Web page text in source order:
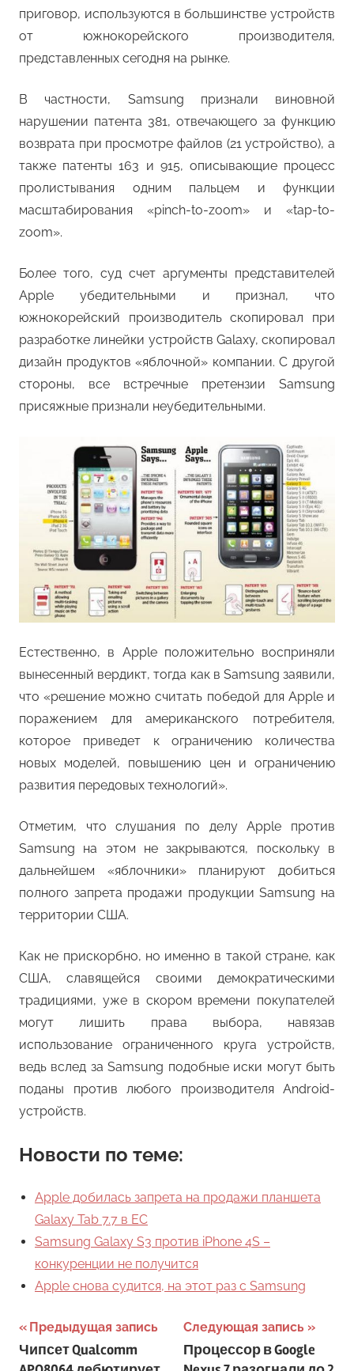
приговор, используются в большинстве устройств
от южнокорейского производителя,
представленных сегодня на рынке.
В частности, Samsung признали виновной
нарушении патента 381, отвечающего за функцию
возврата при просмотре файлов (21 устройство), а
также патенты 163 и 915, описывающие процесс
пролистывания одним пальцем и функции
масштабирования «pinch-to-zoom» и «tap-to-
zoom».
Более того, суд счет аргументы представителей
Apple убедительными и признал, что
южнокорейский производитель скопировал при
разработке линейки устройств Galaxy, скопировал
дизайн продуктов «яблочной» компании. С другой
стороны, все встречные претензии Samsung
присяжные признали неубедительными.
Естественно, в Apple положительно восприняли
вынесенный вердикт, тогда как в Samsung заявили,
что «решение можно считать победой для Apple и
поражением для американского потребителя,
которое приведет к ограничению количества
новых моделей, повышению цен и ограничению
развития передовых технологий».
Отметим, что слушания по делу Apple против
Samsung на этом не закрываются, поскольку в
дальнейшем «яблочники» планируют добиться
полного запрета продажи продукции Samsung на
территории США.
Как не прискорбно, но именно в такой стране, как
США, славящейся своими демократическими
традициями, уже в скором времени покупателей
могут лишить права выбора, навязав
использование ограниченного круга устройств,
ведь вслед за Samsung подобные иски могут быть
поданы против любого производителя Android-
устройств.
Новости по теме:
Apple добилась запрета на продажи планшета
Galaxy Tab 7.7 в ЕС
Samsung Galaxy S3 против iPhone 4S –
конкуренции не получится
Apple снова судится, на этот раз с Samsung
Навигация
по
Предыдущая запись
Чипсет Qualcomm
Следующая запись
Процессор в Google